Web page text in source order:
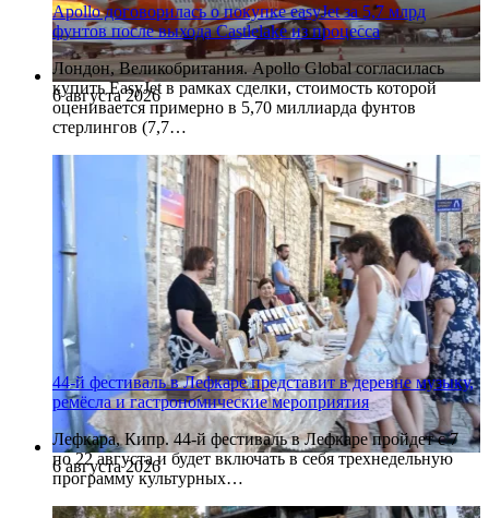
6 августа 2026
Apollo договорилась о покупке easyJet за 5,7 млрд
фунтов после выхода Castlelake из процесса
Лондон, Великобритания. Apollo Global согласилась
купить EasyJet в рамках сделки, стоимость которой
оценивается примерно в 5,70 миллиарда фунтов
стерлингов (7,7…
6 августа 2026
44-й фестиваль в Лефкаре представит в деревне музыку,
ремёсла и гастрономические мероприятия
Лефкара, Кипр. 44-й фестиваль в Лефкаре пройдет с 7
по 22 августа и будет включать в себя трехнедельную
программу культурных…